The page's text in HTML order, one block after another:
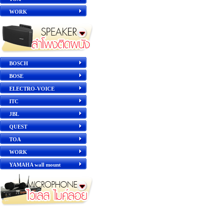
WORK
BOSCH
BOSE
ELECTRO-VOICE
ITC
JBL
QUEST
TOA
WORK
YAMAHA wall mount